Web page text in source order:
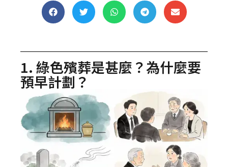
1. 綠色殯葬是甚麼？為什麼要
預早計劃？